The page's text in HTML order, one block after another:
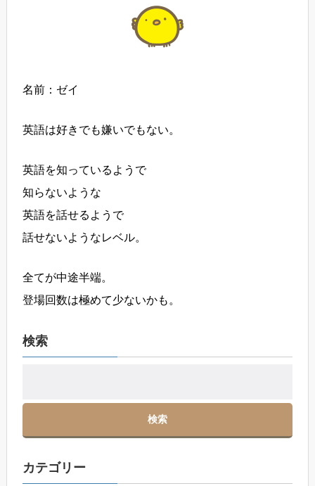
名前：ゼイ
英語は好きでも嫌いでもない。
英語を知っているようで
知らないような
英語を話せるようで
話せないようなレベル。
全てが中途半端。
登場回数は極めて少ないかも。
検索
カテゴリー